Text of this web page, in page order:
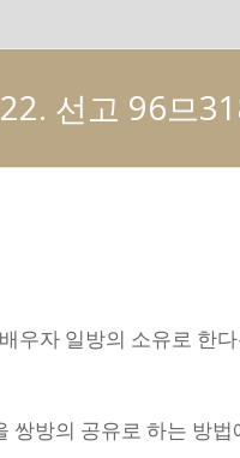
선고 96므
우자 일방의 소유로 한
쌍방의 공유로 하는 방